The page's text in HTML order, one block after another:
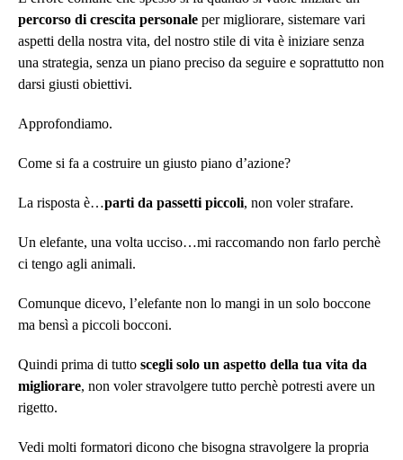
percorso di crescita personale per migliorare, sistemare vari
aspetti della nostra vita, del nostro stile di vita è iniziare senza
una strategia, senza un piano preciso da seguire e soprattutto non
darsi giusti obiettivi.
Approfondiamo.
Come si fa a costruire un giusto piano d’azione?
La risposta è…parti da passetti piccoli, non voler strafare.
Un elefante, una volta ucciso…mi raccomando non farlo perchè
ci tengo agli animali.
Comunque dicevo, l’elefante non lo mangi in un solo boccone
ma bensì a piccoli bocconi.
Quindi prima di tutto scegli solo un aspetto della tua vita da
migliorare, non voler stravolgere tutto perchè potresti avere un
rigetto.
Vedi molti formatori dicono che bisogna stravolgere la propria